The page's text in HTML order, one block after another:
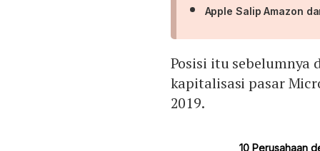
Apple Salip Amazon
Posisi itu sebelumnya
kapitalisasi pasar
2019.